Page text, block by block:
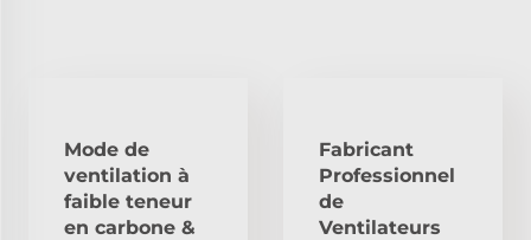
Mode de
ventilation à
faible teneur
en carbone &
Fabricant
Professionnel
de
Ventilateurs